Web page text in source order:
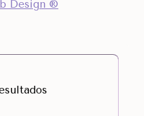
Design ®